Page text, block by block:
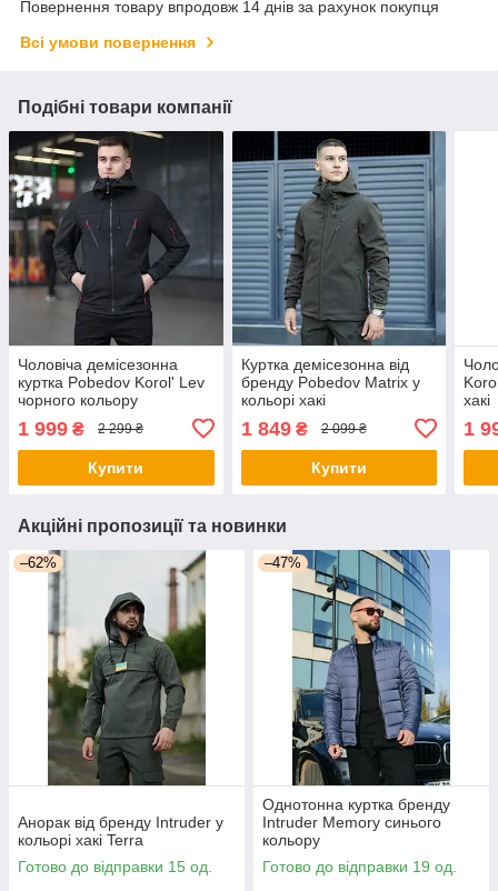
Повернення товару впродовж 14 днів за рахунок покупця
Всі умови повернення
Подібні товари компанії
Чоловіча демісезонна
куртка Pobedov Korol' Lev
чорного кольору
1 999 ₴ 2 299 ₴
Купити
Куртка демісезонна від
бренду Pobedov Matrix у
кольорі хакі
1 849₴ 2 099 ₴
Купити
хакі
1
Акційні пропозиції та новинки
–62%
Анорак від бренду Intruder у
кольорі хакі Terra
Готово до відправки 15 од.
–47%
Однотонна куртка бренду
Intruder Memory синього
кольору
Готово до відправки 19 од.